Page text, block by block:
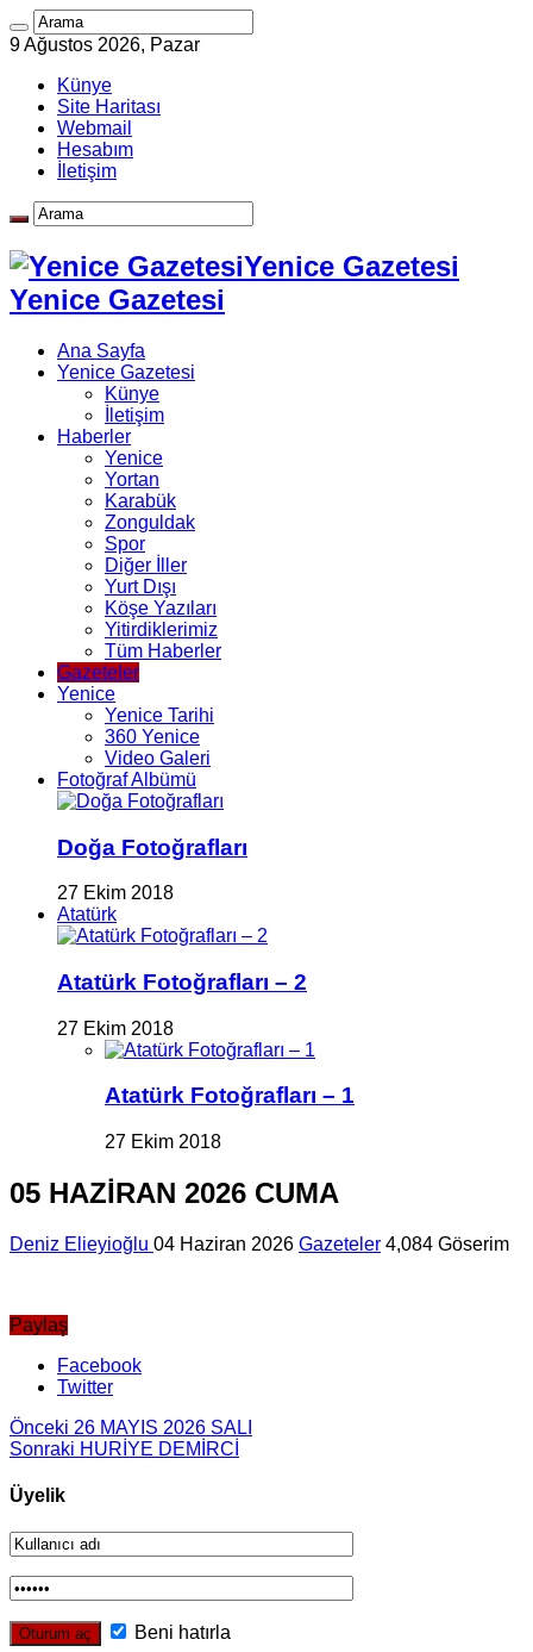
9 Ağustos 2026, Pazar
Künye
Site Haritası
Webmail
Hesabım
İletişim
Yenice Gazetesi
Yenice Gazetesi
Ana Sayfa
Yenice Gazetesi
Künye
İletişim
Haberler
Yenice
Yortan
Karabük
Zonguldak
Spor
Diğer İller
Yurt Dışı
Köşe Yazıları
Yitirdiklerimiz
Tüm Haberler
Gazeteler
Yenice
Yenice Tarihi
360 Yenice
Video Galeri
Fotoğraf Albümü
Doğa Fotoğrafları
27 Ekim 2018
Atatürk
Atatürk Fotoğrafları – 2
27 Ekim 2018
Atatürk Fotoğrafları – 1
27 Ekim 2018
05 HAZİRAN 2026 CUMA
Deniz Elieyioğlu 04 Haziran 2026 Gazeteler 4,084 Göserim
Paylaş
Facebook
Twitter
Önceki 26 MAYIS 2026 SALI
Sonraki HURİYE DEMİRCİ
Üyelik
Beni hatırla